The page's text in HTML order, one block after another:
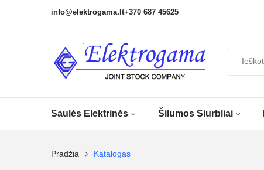
info@elektrogama.lt+370 687 45625
Saulės Elektrinės Šilumos Siurbliai
Pradžia Katalogas